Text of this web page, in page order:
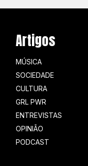
Artigos
MÚSICA
SOCIEDADE
CULTURA
GRL PWR
ENTREVISTAS
OPINIÃO
PODCAST